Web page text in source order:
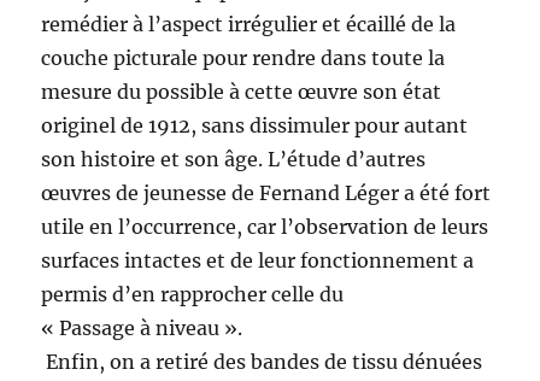
remédier à l’aspect irrégulier et écaillé de la
couche picturale pour rendre dans toute la
mesure du possible à cette œuvre son état
originel de 1912, sans dissimuler pour autant
son histoire et son âge. L’étude d’autres
œuvres de jeunesse de Fernand Léger a été fort
utile en l’occurrence, car l’observation de leurs
surfaces intactes et de leur fonctionnement a
permis d’en rapprocher celle du
« Passage à niveau ».
Enfin, on a retiré des bandes de tissu dénuées